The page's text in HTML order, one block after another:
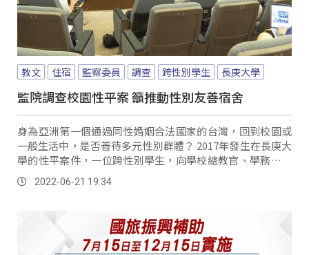
教文 住宿 監察委員 調查 跨性別學生 長庚大學
監院調查校園性平案 籲推動性別友善宿舍
身為亞洲第一個通過同性婚姻合法國家的台灣，回到校園或
一般生活中，是否善待多元性別群體？ 2017年發生在長庚大
學的性平案件，一位跨性別學生，向學校總教官、學務長討
論跨性別住宿需求時，卻遭到師長以具有損害人格言論對
待，而事後長庚大學也未依學生性別認同，安排宿舍，最
2022-06-21 19:34